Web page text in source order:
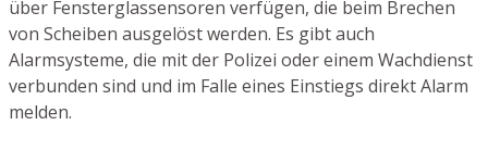
über Fensterglassensoren verfügen, die beim Brechen
von Scheiben ausgelöst werden. Es gibt auch
Alarmsysteme, die mit der Polizei oder einem Wachdienst
verbunden sind und im Falle eines Einstiegs direkt Alarm
melden.